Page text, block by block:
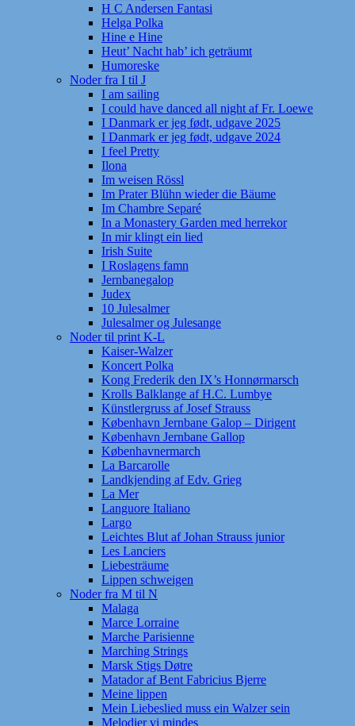
H C Andersen Fantasi
Helga Polka
Hine e Hine
Heut’ Nacht hab’ ich geträumt
Humoreske
Noder fra I til J
I am sailing
I could have danced all night af Fr. Loewe
I Danmark er jeg født, udgave 2025
I Danmark er jeg født, udgave 2024
I feel Pretty
Ilona
Im weisen Rössl
Im Prater Blühn wieder die Bäume
Im Chambre Separé
In a Monastery Garden med herrekor
In mir klingt ein lied
Irish Suite
I Roslagens famn
Jernbanegalop
Judex
10 Julesalmer
Julesalmer og Julesange
Noder til print K-L
Kaiser-Walzer
Koncert Polka
Kong Frederik den IX’s Honnørmarsch
Krolls Balklange af H.C. Lumbye
Künstlergruss af Josef Strauss
København Jernbane Galop – Dirigent
København Jernbane Gallop
Københavnermarch
La Barcarolle
Landkjending af Edv. Grieg
La Mer
Languore Italiano
Largo
Leichtes Blut af Johan Strauss junior
Les Lanciers
Liebesträume
Lippen schweigen
Noder fra M til N
Malaga
Marce Lorraine
Marche Parisienne
Marching Strings
Marsk Stigs Døtre
Matador af Bent Fabricius Bjerre
Meine lippen
Mein Liebeslied muss ein Walzer sein
Melodier vi mindes